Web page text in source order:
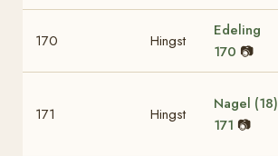
170 Hingst
Edeling
170 📷
171 Hingst
Nagel (18)
171 📷